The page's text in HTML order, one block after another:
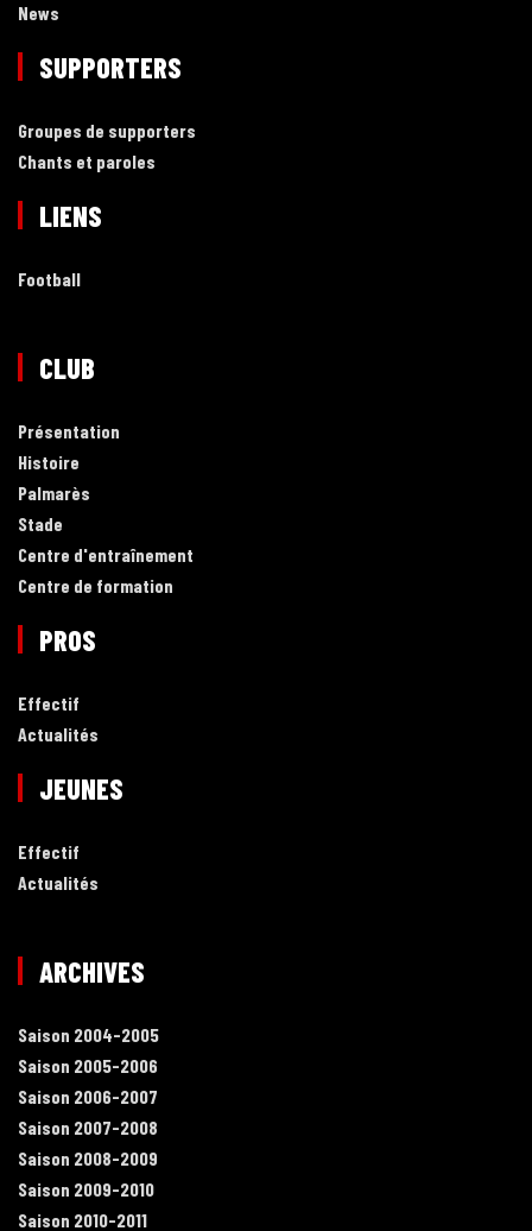
News
SUPPORTERS
Groupes de supporters
Chants et paroles
LIENS
Football
CLUB
Présentation
Histoire
Palmarès
Stade
Centre d'entraînement
Centre de formation
PROS
Effectif
Actualités
JEUNES
Effectif
Actualités
ARCHIVES
Saison 2004-2005
Saison 2005-2006
Saison 2006-2007
Saison 2007-2008
Saison 2008-2009
Saison 2009-2010
Saison 2010-2011